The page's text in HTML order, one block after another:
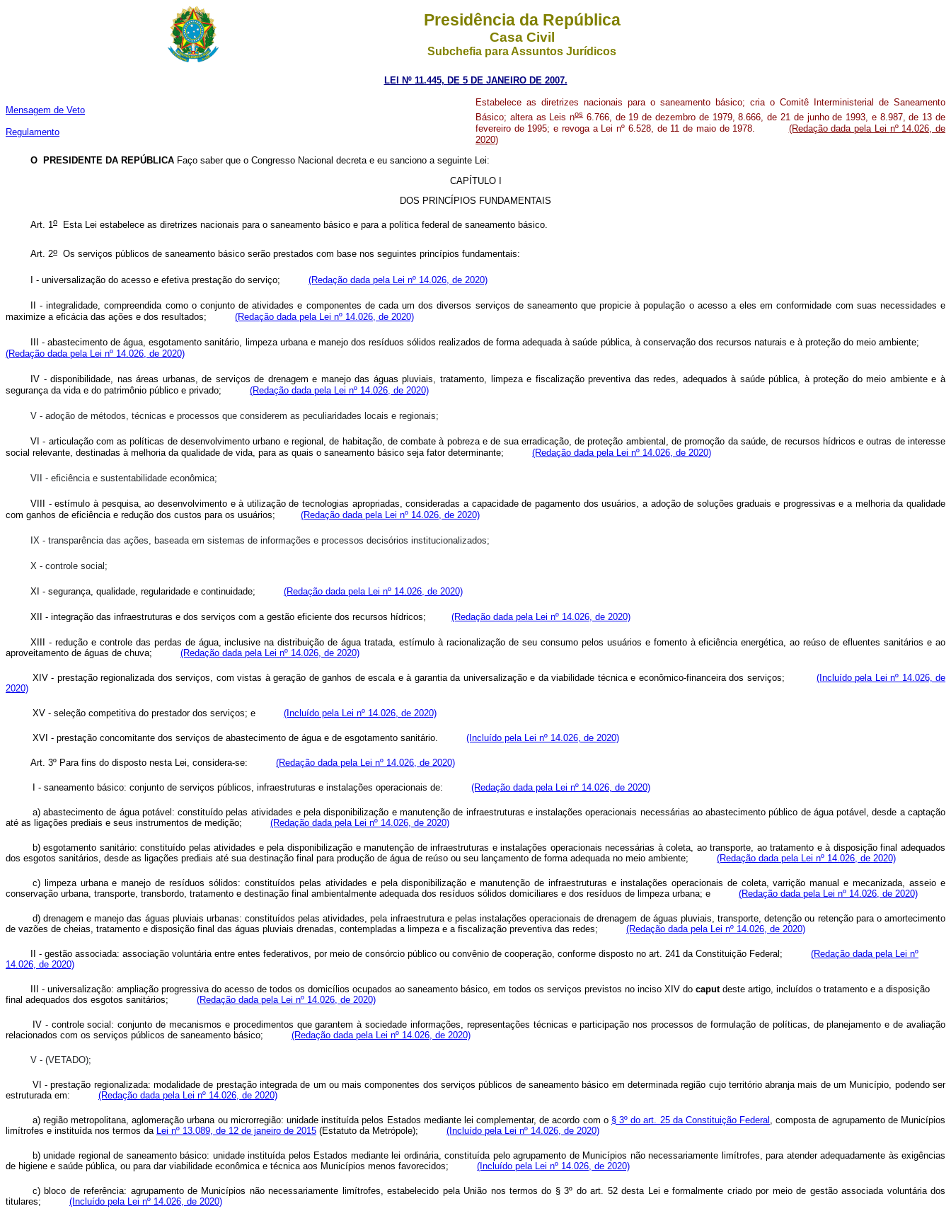
Presidência da República
Casa Civil
Subchefia para Assuntos Jurídicos
LEI Nº 11.445, DE 5 DE JANEIRO DE 2007.
Mensagem de Veto
Regulamento
Estabelece as diretrizes nacionais para o saneamento básico; cria o Comitê Interministerial de Saneamento
Básico; altera as Leis nos6.766, de 19 de dezembro de 1979, 8.666, de 21 de junho de 1993, e 8.987, de 13 de
fevereiro de 1995; e revoga a Lei nº 6.528, de 11 de maio de 1978. (Redação dada pela Lei nº 14.026, de
2020)
O PRESIDENTE DA REPÚBLICA Faço saber que o Congresso Nacional decreta e eu sanciono a seguinte Lei:
CAPÍTULO I
DOS PRINCÍPIOS FUNDAMENTAIS
Art. 1o Esta Lei estabelece as diretrizes nacionais para o saneamento básico e para a política federal de saneamento básico.
Art. 2o Os serviços públicos de saneamento básico serão prestados com base nos seguintes princípios fundamentais:
I - universalização do acesso e efetiva prestação do serviço; (Redação dada pela Lei nº 14.026, de 2020)
II - integralidade, compreendida como o conjunto de atividades e componentes de cada um dos diversos serviços de saneamento que propicie à população o acesso a eles em conformidade com suas necessidades e
maximize a eficácia das ações e dos resultados;
(Redação dada pela Lei nº 14.026, de 2020)
III - abastecimento de água, esgotamento sanitário, limpeza urbana e manejo dos resíduos sólidos realizados de forma adequada à saúde pública, à conservação dos recursos naturais e à proteção do meio ambiente;
(Redação dada pela Lei nº 14.026, de 2020)
IV - disponibilidade, nas áreas urbanas, de serviços de drenagem e manejo das águas pluviais, tratamento, limpeza e fiscalização preventiva das redes, adequados à saúde pública, à proteção do meio ambiente e à
segurança da vida e do patrimônio público e privado;
(Redação dada pela Lei nº 14.026, de 2020)
V - adoção de métodos, técnicas e processos que considerem as peculiaridades locais e regionais;
VI - articulação com as políticas de desenvolvimento urbano e regional, de habitação, de combate à pobreza e de sua erradicação, de proteção ambiental, de promoção da saúde, de recursos hídricos e outras de interesse
social relevante, destinadas à melhoria da qualidade de vida, para as quais o saneamento básico seja fator determinante;
(Redação dada pela Lei nº 14.026, de 2020)
VII - eficiência e sustentabilidade econômica;
VIII - estímulo à pesquisa, ao desenvolvimento e à utilização de tecnologias apropriadas, consideradas a capacidade de pagamento dos usuários, a adoção de soluções graduais e progressivas e a melhoria da qualidade
com ganhos de eficiência e redução dos custos para os usuários;
(Redação dada pela Lei nº 14.026, de 2020)
IX - transparência das ações, baseada em sistemas de informações e processos decisórios institucionalizados;
X - controle social;
XI - segurança, qualidade, regularidade e continuidade; (Redação dada pela Lei nº 14.026, de 2020)
XII - integração das infraestruturas e dos serviços com a gestão eficiente dos recursos hídricos; (Redação dada pela Lei nº 14.026, de 2020)
XIII - redução e controle das perdas de água, inclusive na distribuição de água tratada, estímulo à racionalização de seu consumo pelos usuários e fomento à eficiência energética, ao reúso de efluentes sanitários e ao
aproveitamento de águas de chuva;
(Redação dada pela Lei nº 14.026, de 2020)
XIV - prestação regionalizada dos serviços, com vistas à geração de ganhos de escala e à garantia da universalização e da viabilidade técnica e econômico-financeira dos serviços;
(Incluído pela Lei nº 14.026, de
2020)
XV - seleção competitiva do prestador dos serviços; e (Incluído pela Lei nº 14.026, de 2020)
XVI - prestação concomitante dos serviços de abastecimento de água e de esgotamento sanitário. (Incluído pela Lei nº 14.026, de 2020)
Art. 3º Para fins do disposto nesta Lei, considera-se: (Redação dada pela Lei nº 14.026, de 2020)
I - saneamento básico: conjunto de serviços públicos, infraestruturas e instalações operacionais de: (Redação dada pela Lei nº 14.026, de 2020)
a) abastecimento de água potável: constituído pelas atividades e pela disponibilização e manutenção de infraestruturas e instalações operacionais necessárias ao abastecimento público de água potável, desde a captação
até as ligações prediais e seus instrumentos de medição;
(Redação dada pela Lei nº 14.026, de 2020)
b) esgotamento sanitário: constituído pelas atividades e pela disponibilização e manutenção de infraestruturas e instalações operacionais necessárias à coleta, ao transporte, ao tratamento e à disposição final adequados
dos esgotos sanitários, desde as ligações prediais até sua destinação final para produção de água de reúso ou seu lançamento de forma adequada no meio ambiente;
(Redação dada pela Lei nº 14.026, de 2020)
c) limpeza urbana e manejo de resíduos sólidos: constituídos pelas atividades e pela disponibilização e manutenção de infraestruturas e instalações operacionais de coleta, varrição manual e mecanizada, asseio e
conservação urbana, transporte, transbordo, tratamento e destinação final ambientalmente adequada dos resíduos sólidos domiciliares e dos resíduos de limpeza urbana; e
(Redação dada pela Lei nº 14.026, de 2020)
d) drenagem e manejo das águas pluviais urbanas: constituídos pelas atividades, pela infraestrutura e pelas instalações operacionais de drenagem de águas pluviais, transporte, detenção ou retenção para o amortecimento
de vazões de cheias, tratamento e disposição final das águas pluviais drenadas, contempladas a limpeza e a fiscalização preventiva das redes;
(Redação dada pela Lei nº 14.026, de 2020)
II - gestão associada: associação voluntária entre entes federativos, por meio de consórcio público ou convênio de cooperação, conforme disposto no art. 241 da Constituição Federal;
(Redação dada pela Lei nº
14.026, de 2020)
III - universalização: ampliação progressiva do acesso de todos os domicílios ocupados ao saneamento básico, em todos os serviços previstos no inciso XIV do caputdeste artigo, incluídos o tratamento e a disposição
final adequados dos esgotos sanitários;
(Redação dada pela Lei nº 14.026, de 2020)
IV - controle social: conjunto de mecanismos e procedimentos que garantem à sociedade informações, representações técnicas e participação nos processos de formulação de políticas, de planejamento e de avaliação
relacionados com os serviços públicos de saneamento básico;
(Redação dada pela Lei nº 14.026, de 2020)
V - (VETADO);
VI - prestação regionalizada: modalidade de prestação integrada de um ou mais componentes dos serviços públicos de saneamento básico em determinada região cujo território abranja mais de um Município, podendo ser
estruturada em:
(Redação dada pela Lei nº 14.026, de 2020)
a) região metropolitana, aglomeração urbana ou microrregião: unidade instituída pelos Estados mediante lei complementar, de acordo com o § 3º do art. 25 da Constituição Federal
, composta de agrupamento de Municípios
limítrofes e instituída nos termos da
Lei nº 13.089, de 12 de janeiro de 2015 (Estatuto da Metrópole); (Incluído pela Lei nº 14.026, de 2020)
b) unidade regional de saneamento básico: unidade instituída pelos Estados mediante lei ordinária, constituída pelo agrupamento de Municípios não necessariamente limítrofes, para atender adequadamente às exigências
de higiene e saúde pública, ou para dar viabilidade econômica e técnica aos Municípios menos favorecidos;
(Incluído pela Lei nº 14.026, de 2020)
c) bloco de referência: agrupamento de Municípios não necessariamente limítrofes, estabelecido pela União nos termos do § 3º do art. 52 desta Lei e formalmente criado por meio de gestão associada voluntária dos
titulares;
(Incluído pela Lei nº 14.026, de 2020)